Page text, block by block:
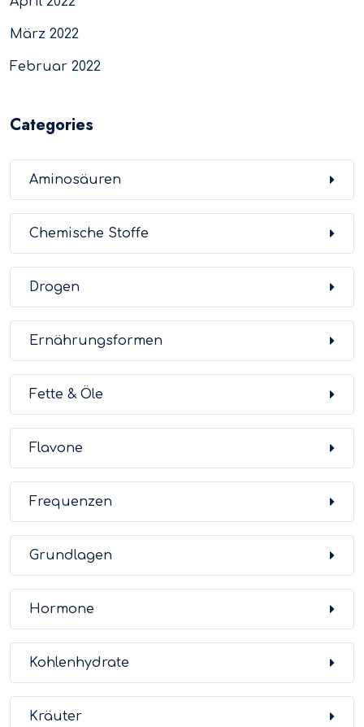
März 2022
Februar 2022
Categories
Aminosäuren
Chemische Stoffe
Drogen
Ernährungsformen
Fette & Öle
Flavone
Frequenzen
Grundlagen
Hormone
Kohlenhydrate
Kräuter